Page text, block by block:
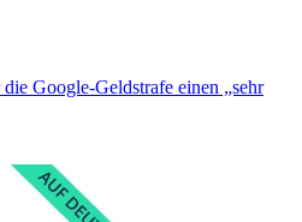
Google-Geldstrafe einen „sehr